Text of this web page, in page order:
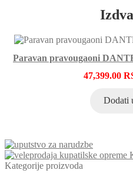
Paravan pravougaoni
47,399.00
Dodati
Kategorije proizvoda